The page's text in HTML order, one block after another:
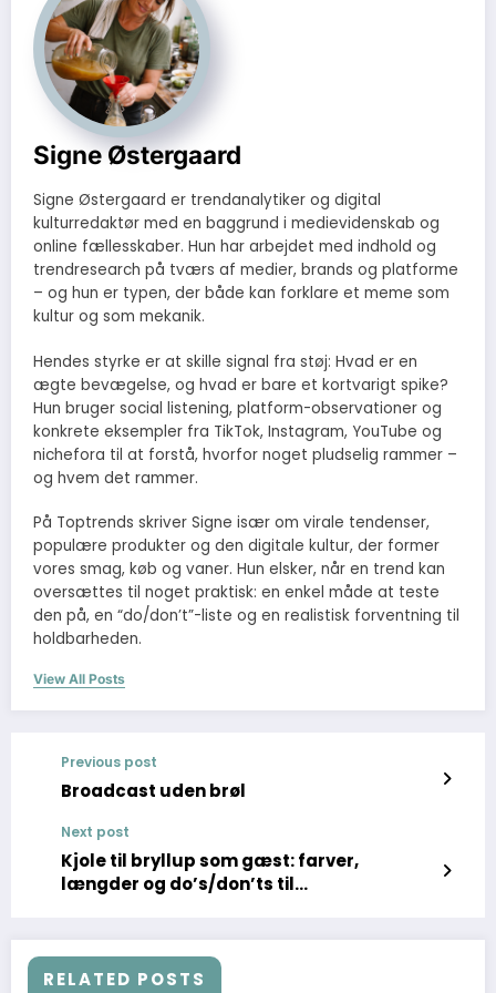
Signe Østergaard
Signe Østergaard er trendanalytiker og digital
kulturredaktør med en baggrund i medievidenskab og
online fællesskaber. Hun har arbejdet med indhold og
trendresearch på tværs af medier, brands og platforme
– og hun er typen, der både kan forklare et meme som
kultur og som mekanik.
Hendes styrke er at skille signal fra støj: Hvad er en
ægte bevægelse, og hvad er bare et kortvarigt spike?
Hun bruger social listening, platform-observationer og
konkrete eksempler fra TikTok, Instagram, YouTube og
nichefora til at forstå, hvorfor noget pludselig rammer –
og hvem det rammer.
På Toptrends skriver Signe især om virale tendenser,
populære produkter og den digitale kultur, der former
vores smag, køb og vaner. Hun elsker, når en trend kan
oversættes til noget praktisk: en enkel måde at teste
den på, en “do/don’t”-liste og en realistisk forventning til
holdbarheden.
View All Posts
Previous post
Broadcast uden brøl
Next post
Kjole til bryllup som gæst: farver,
længder og do’s/don’ts til
RELATED POSTS